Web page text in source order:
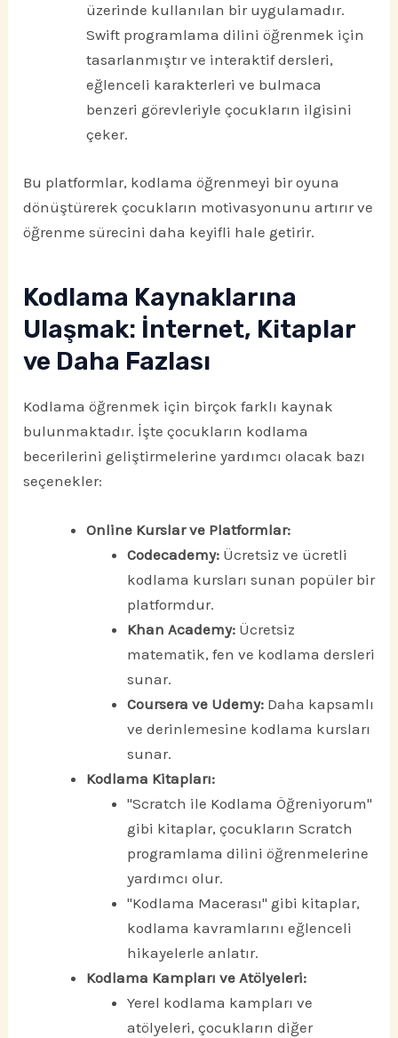
üzerinde kullanılan bir uygulamadır.
Swift programlama dilini öğrenmek için
tasarlanmıştır ve interaktif dersleri,
eğlenceli karakterleri ve bulmaca
benzeri görevleriyle çocukların ilgisini
çeker.
Bu platformlar, kodlama öğrenmeyi bir oyuna
dönüştürerek çocukların motivasyonunu artırır ve
öğrenme sürecini daha keyifli hale getirir.
Kodlama Kaynaklarına
Ulaşmak: İnternet, Kitaplar
ve Daha Fazlası
Kodlama öğrenmek için birçok farklı kaynak
bulunmaktadır. İşte çocukların kodlama
becerilerini geliştirmelerine yardımcı olacak bazı
seçenekler:
Online Kurslar ve Platformlar:
Codecademy:Ücretsiz ve ücretli
kodlama kursları sunan popüler bir
platformdur.
Khan Academy:Ücretsiz
matematik, fen ve kodlama dersleri
sunar.
Coursera ve Udemy:Daha kapsamlı
ve derinlemesine kodlama kursları
sunar.
Kodlama Kitapları:
"Scratch ile Kodlama Öğreniyorum"
gibi kitaplar, çocukların Scratch
programlama dilini öğrenmelerine
yardımcı olur.
"Kodlama Macerası" gibi kitaplar,
kodlama kavramlarını eğlenceli
hikayelerle anlatır.
Kodlama Kampları ve Atölyeleri:
Yerel kodlama kampları ve
atölyeleri, çocukların diğer